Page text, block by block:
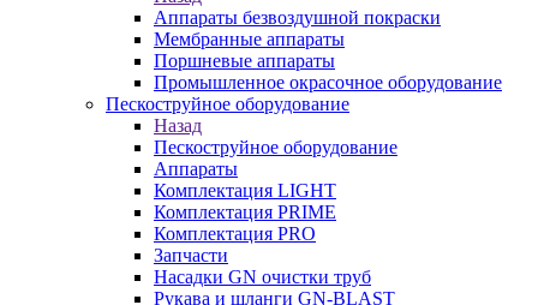
Аппараты безвоздушной покраски
Мембранные аппараты
Поршневые аппараты
Промышленное окрасочное оборудование
Пескоструйное оборудование
Назад
Пескоструйное оборудование
Аппараты
Комплектация LIGHT
Комплектация PRIME
Комплектация PRO
Запчасти
Насадки GN очистки труб
Рукава и шланги GN-BLAST